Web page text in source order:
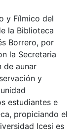
y Fílmico del
la Biblioteca
Borrero, por
la Secretaria
de aunar
y
estudiantes e
propiciando el
Icesi es